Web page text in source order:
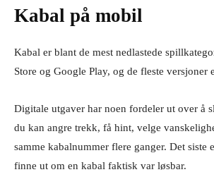
Kabal på mobil
Kabal er blant de mest nedlastede
Store og Google Play, og de fleste versjoner
Digitale utgaver har noen fordeler ut over å
du kan angre trekk, få hint, velge
samme kabalnummer flere ganger. Det
finne ut om en kabal faktisk var løsbar.